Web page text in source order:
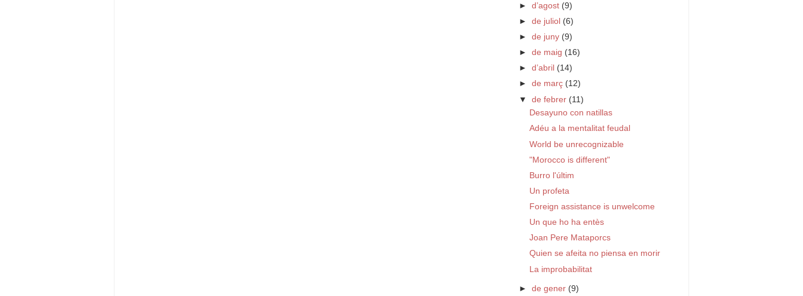
►d’agost (9)
►de juliol (6)
►de juny (9)
►de maig (16)
►d’abril (14)
►de març (12)
▼de febrer (11)
Desayuno con natillas
Adéu a la mentalitat feudal
World be unrecognizable
"Morocco is different"
Burro l'últim
Un profeta
Foreign assistance is unwelcome
Un que ho ha entès
Joan Pere Mataporcs
Quien se afeita no piensa en morir
La improbabilitat
►de gener (9)